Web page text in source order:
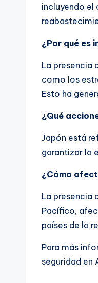
incluyendo el
¿Por qué es
La presencia
como los
Esto ha
¿Qué
Japón está
garantizar la
¿Cómo
La presencia
Pacífico,
países de la
Para más
seguridad en